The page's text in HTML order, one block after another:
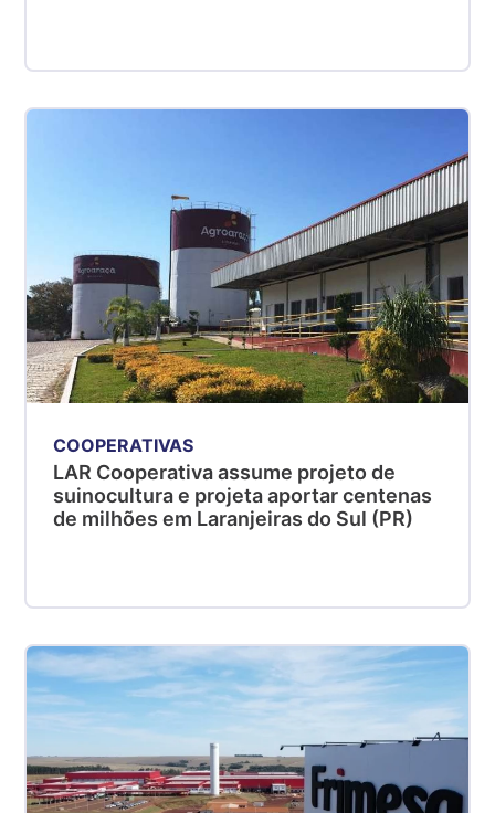
COOPERATIVAS
LAR Cooperativa assume projeto de
suinocultura e projeta aportar centenas
de milhões em Laranjeiras do Sul (PR)